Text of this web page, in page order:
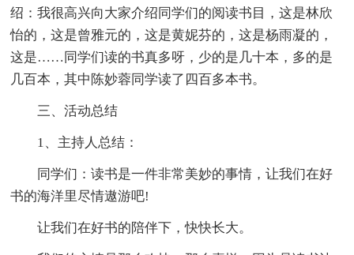
绍：我很高兴向大家介绍同学们的阅读书目，这是林欣
怡的，这是曾雅元的，这是黄妮芬的，这是杨雨凝的，
这是……同学们读的书真多呀，少的是几十本，多的是
几百本，其中陈妙蓉同学读了四百多本书。
三、活动总结
1、主持人总结：
同学们：读书是一件非常美妙的事情，让我们在好
书的海洋里尽情遨游吧!
让我们在好书的陪伴下，快快长大。